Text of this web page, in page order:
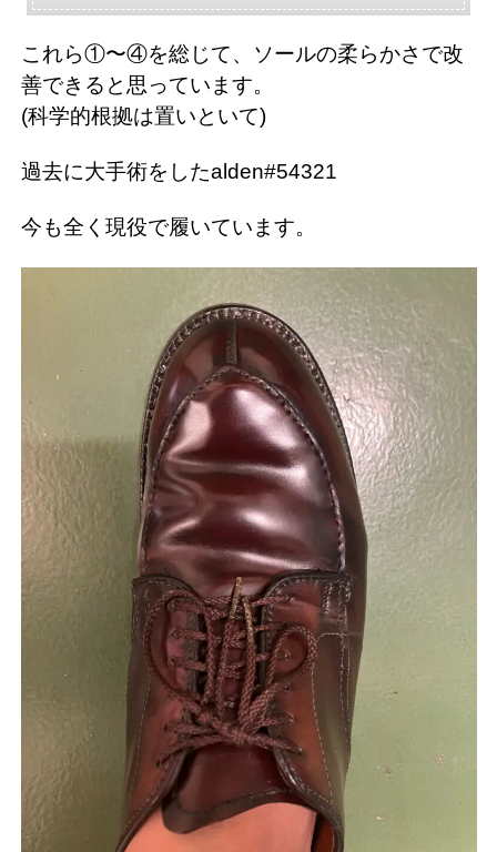
これら①〜④を総じて、ソールの柔らかさで改
善できると思っています。
(科学的根拠は置いといて)
過去に大手術をしたalden#54321
今も全く現役で履いています。